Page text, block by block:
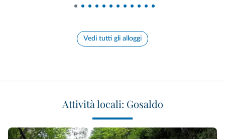
Vedi tutti gli alloggi
Attività locali: Gosaldo